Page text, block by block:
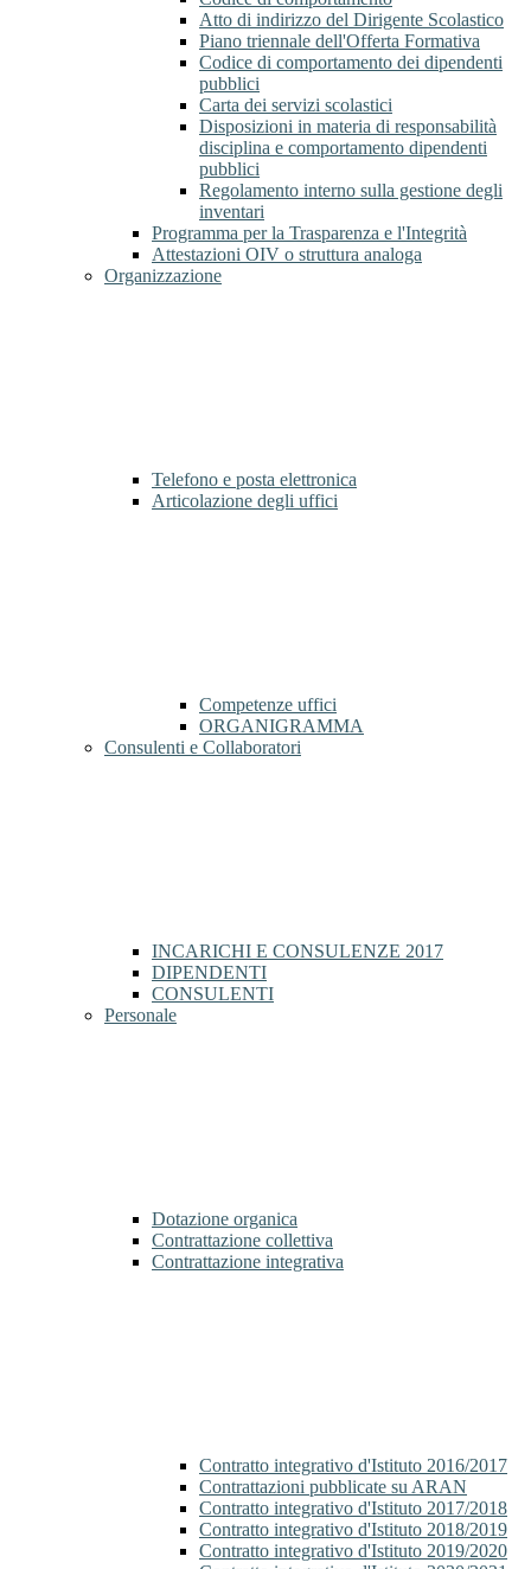
Atto di indirizzo del Dirigente Scolastico
Piano triennale dell'Offerta Formativa
Codice di comportamento dei dipendenti
pubblici
Carta dei servizi scolastici
Disposizioni in materia di responsabilità
disciplina e comportamento dipendenti
pubblici
Regolamento interno sulla gestione degli
inventari
Programma per la Trasparenza e l'Integrità
Attestazioni OIV o struttura analoga
Organizzazione
Telefono e posta elettronica
Articolazione degli uffici
Competenze uffici
ORGANIGRAMMA
Consulenti e Collaboratori
INCARICHI E CONSULENZE 2017
DIPENDENTI
CONSULENTI
Personale
Dotazione organica
Contrattazione collettiva
Contrattazione integrativa
Contratto integrativo d'Istituto 2016/2017
Contrattazioni pubblicate su ARAN
Contratto integrativo d'Istituto 2017/2018
Contratto integrativo d'Istituto 2018/2019
Contratto integrativo d'Istituto 2019/2020